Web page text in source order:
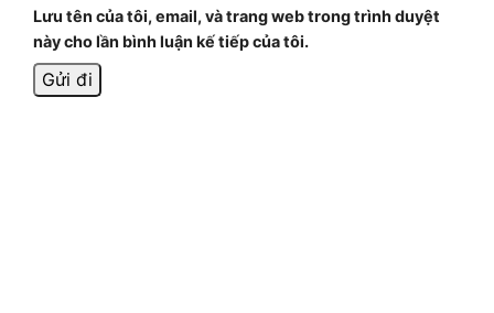
Lưu tên của tôi, email, và trang web trong trình duyệt
này cho lần bình luận kế tiếp của tôi.